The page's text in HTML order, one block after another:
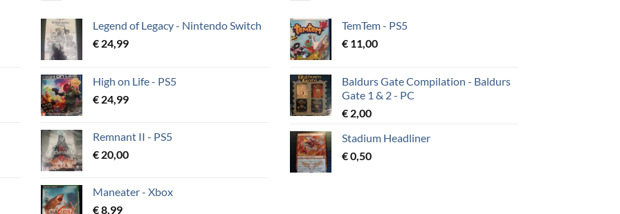
Legend of Legacy - Nintendo Switch
€ 24,99
High on Life - PS5
€ 24,99
Remnant II - PS5
€ 20,00
Maneater - Xbox
€8,99
TemTem - PS5
€ 11,00
Baldurs Gate Compilation - Baldurs
Gate 1 & 2 - PC
€ 2,00
Stadium Headliner
€0,50